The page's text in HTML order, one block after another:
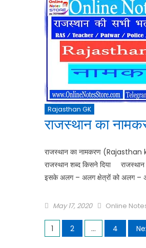
Rajasthan GK
राजस्थान का
राजस्थान का नामकरण (Rajasthan
राजस्थान शब्द किसने दिया राजस्थान
इसके अलग – अलग क्षेत्रों को अलग –
May 17, 2020 Online
1 2 … 4